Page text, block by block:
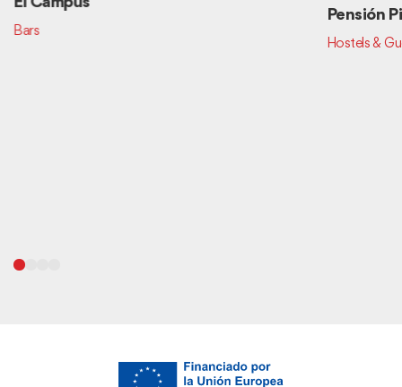
Bars
Pensión
Hostels &